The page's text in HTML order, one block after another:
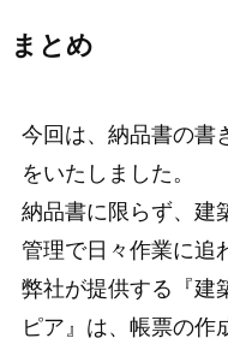
まとめ
今回は、納品書の書
をいたしました。
納品書に限らず、建
管理で日々作業に追
弊社が提供する『
ピア』は、帳票の作